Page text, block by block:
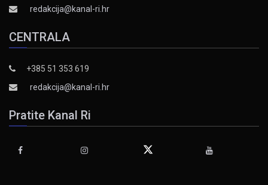
redakcija@kanal-ri.hr
CENTRALA
+385 51 353 619
redakcija@kanal-ri.hr
Pratite Kanal Ri